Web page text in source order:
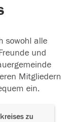
sowohl alle
und
Mitgliedern
ein.
zu